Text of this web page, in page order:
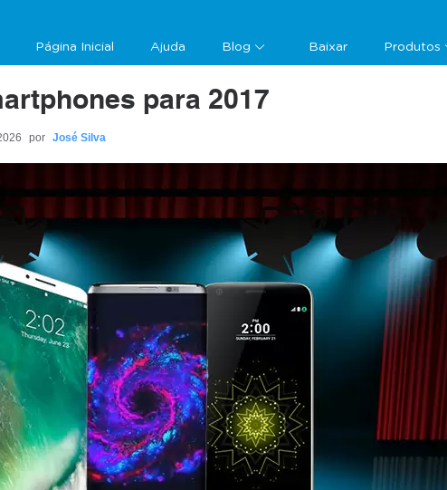
Página Inicial Ajuda Blog Baixar Produtos
para 2017
por José Silva